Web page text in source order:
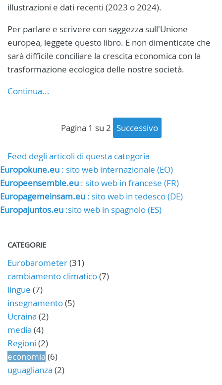
illustrazioni e dati recenti (2023 o 2024).
Per parlare e scrivere con saggezza sull'Unione
europea, leggete questo libro. E non dimenticate che
sarà difficile conciliare la crescita economica con la
trasformazione ecologica delle nostre società.
Continua...
pagina 1 su 2 successivo
Feed degli articoli di questa categoria
Europokune.eu : sito web internazionale (EO)
Europeensemble.eu : sito web in francese (FR)
Europagemeinsam.eu : sito web in tedesco (DE)
Europajuntos.eu :sito web in spagnolo (ES)
CATEGORIE
Eurobarometer(31)
cambiamento climatico(7)
lingue (7)
insegnamento(5)
Ucraina (2)
media (4)
Regioni (2)
economia (6)
uguaglianza (2)